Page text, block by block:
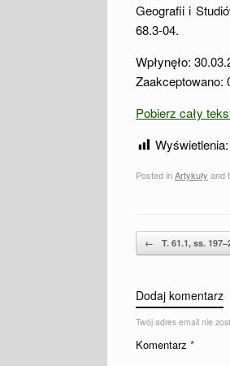
Geografii i
68.3-04.
Wpłynęło:
Zaakceptowano:
Pobierz cały
Wyświetlenia:
Posted inArtykuły and
Post navigation
← T. 61.1, ss.
Dodaj komentarz
Twój adres email nie
Komentarz *